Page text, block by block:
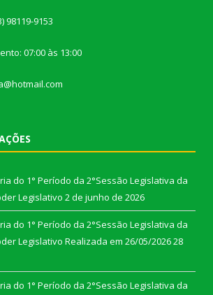
98119-9153
07:00 às 13:00
do 1° Período da 2°Sessão Legislativa da
Legislativo 2 de junho de 2026
do 1° Período da 2°Sessão Legislativa da
Legislativo Realizada em 26/05/202628
do 1° Período da 2°Sessão Legislativa da